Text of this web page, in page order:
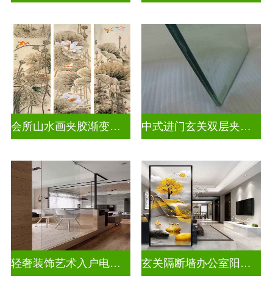
会所山水画夹胶渐变玻璃 中式进门玄关双层夹娟玻璃
轻奢装饰艺术入户电视玻璃背景墙 玄关隔断墙办公室阳台挡门玻璃背景墙